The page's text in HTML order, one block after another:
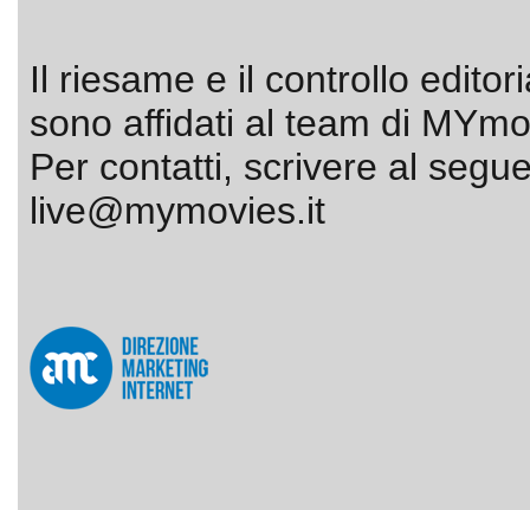
Il riesame e il controllo
sono affidati al team di
Per contatti, scrivere al
live@mymovies.it